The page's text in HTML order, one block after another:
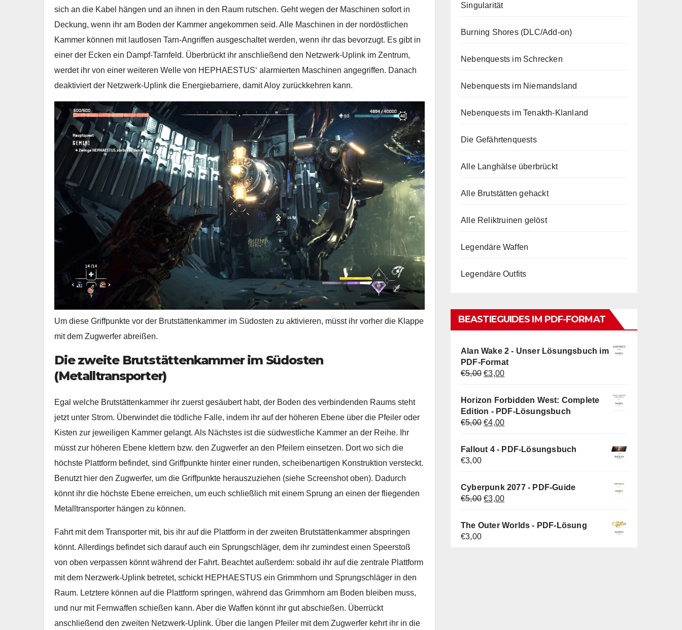
sich an die Kabel hängen und an ihnen in den Raum rutschen. Geht wegen der Maschinen sofort in
Deckung, wenn ihr am Boden der Kammer angekommen seid. Alle Maschinen in der nordöstlichen
Kammer können mit lautlosen Tarn-Angriffen ausgeschaltet werden, wenn ihr das bevorzugt. Es gibt in
einer der Ecken ein Dampf-Tarnfeld. Überbrückt ihr anschließend den Netzwerk-Uplink im Zentrum,
werdet ihr von einer weiteren Welle von HEPHAESTUS‘ alarmierten Maschinen angegriffen. Danach
deaktiviert der Netzwerk-Uplink die Energiebarriere, damit Aloy zurückkehren kann.
Um diese Griffpunkte vor der Brutstättenkammer im Südosten zu aktivieren, müsst ihr vorher die Klappe
mit dem Zugwerfer abreißen.
Die zweite Brutstättenkammer im Südosten
(Metalltransporter)
Egal welche Brutstättenkammer ihr zuerst gesäubert habt, der Boden des verbindenden Raums steht
jetzt unter Strom. Überwindet die tödliche Falle, indem ihr auf der höheren Ebene über die Pfeiler oder
Kisten zur jeweiligen Kammer gelangt. Als Nächstes ist die südwestliche Kammer an der Reihe. Ihr
müsst zur höheren Ebene klettern bzw. den Zugwerfer an den Pfeilern einsetzen. Dort wo sich die
höchste Plattform befindet, sind Griffpunkte hinter einer runden, scheibenartigen Konstruktion versteckt.
Benutzt hier den Zugwerfer, um die Griffpunkte herauszuziehen (siehe Screenshot oben). Dadurch
könnt ihr die höchste Ebene erreichen, um euch schließlich mit einem Sprung an einen der fliegenden
Metalltransporter hängen zu können.
Fahrt mit dem Transporter mit, bis ihr auf die Plattform in der zweiten Brutstättenkammer abspringen
könnt. Allerdings befindet sich darauf auch ein Sprungschläger, dem ihr zumindest einen Speerstoß
von oben verpassen könnt während der Fahrt. Beachtet außerdem: sobald ihr auf die zentrale Plattform
mit dem Nerzwerk-Uplink betretet, schickt HEPHAESTUS ein Grimmhorn und Sprungschläger in den
Raum. Letztere können auf die Plattform springen, während das Grimmhorn am Boden bleiben muss,
und nur mit Fernwaffen schießen kann. Aber die Waffen könnt ihr gut abschießen. Überrückt
anschließend den zweiten Netzwerk-Uplink. Über die langen Pfeiler mit dem Zugwerfer kehrt ihr in die
Singularität
Burning Shores (DLC/Add-on)
Nebenquests im Schrecken
Nebenquests im Niemandsland
Nebenquests im Tenakth-Klanland
Die Gefährtenquests
Alle Langhälse überbrückt
Alle Brutstätten gehackt
Alle Reliktruinen gelöst
Legendäre Waffen
Legendäre Outfits
BEASTIEGUIDES IM PDF-FORMAT
Alan Wake 2 - Unser Lösungsbuch im
PDF-Format
€5,00 Ursprünglicher
war:
€5,00
€3,00Aktueller
ist:
€3,00.
Horizon Forbidden West: Complete
Edition - PDF-Lösungsbuch
€5,00 Ursprünglicher
war:
€4,00Aktueller
ist:
Fallout 4 - PDF-Lösungsbuch
€3,00
Cyberpunk 2077 - PDF-Guide
€5,00 Ursprünglicher
€3,00Aktueller
ist:
The Outer Worlds - PDF-Lösung
€3,00